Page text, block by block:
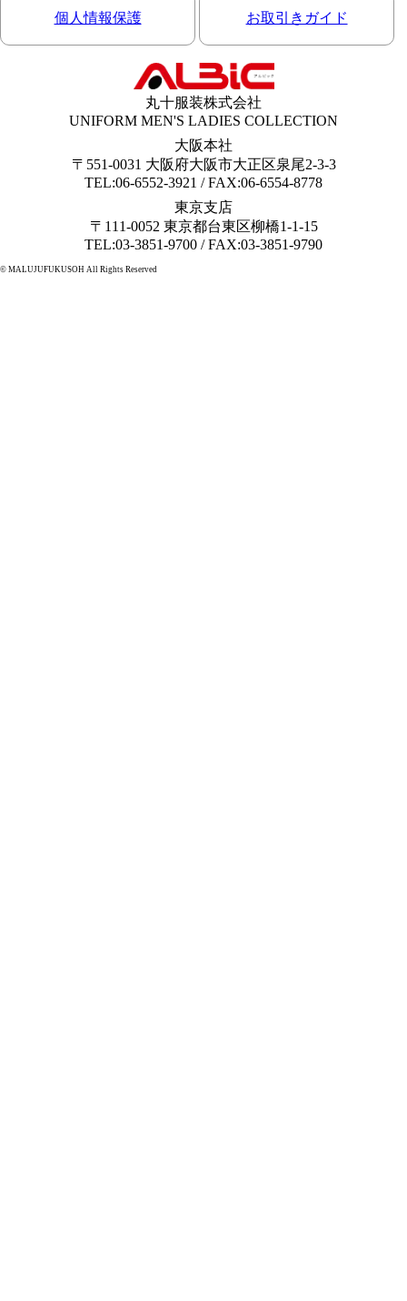
個人情報保護 お取引きガイド
丸十服装株式会社
UNIFORM MEN'S LADIES COLLECTION
大阪本社
〒551-0031 大阪府大阪市大正区泉尾2-3-3
TEL:06-6552-3921 / FAX:06-6554-8778
東京支店
〒111-0052 東京都台東区柳橋1-1-15
TEL:03-3851-9700 / FAX:03-3851-9790
© MALUJUFUKUSOH All Rights Reserved